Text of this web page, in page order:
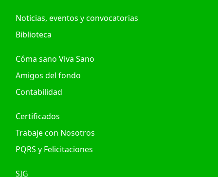
Noticias, eventos y convocatorias
Biblioteca
Cóma sano Viva Sano
Amigos del fondo
Contabilidad
Certificados
Trabaje con Nosotros
PQRS y Felicitaciones
SIG